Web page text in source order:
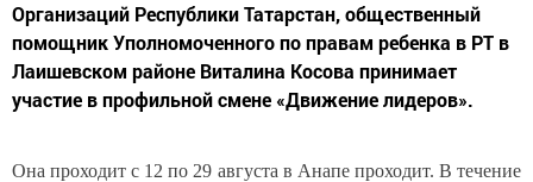
Организаций Республики Татарстан, общественный
помощник Уполномоченного по правам ребенка в РТ в
Лаишевском районе Виталина Косова принимает
участие в профильной смене «Движение лидеров».
Она проходит с 12 по 29 августа в Анапе проходит. В течение